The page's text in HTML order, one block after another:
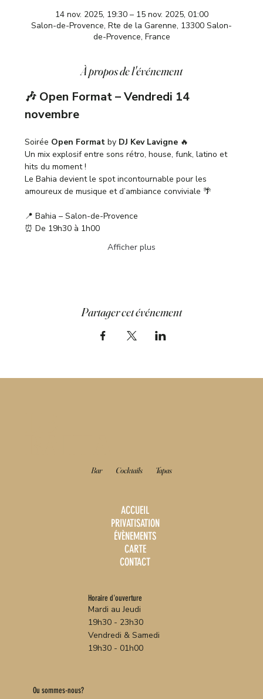
14 nov. 2025, 19:30 – 15 nov. 2025, 01:00
Salon-de-Provence, Rte de la Garenne, 13300 Salon-
de-Provence, France
À propos de l'événement
🎶 Open Format – Vendredi 14
novembre
Soirée Open Format by DJ Kev Lavigne 🔥
Un mix explosif entre sons rétro, house, funk, latino et
hits du moment !
Le Bahia devient le spot incontournable pour les
amoureux de musique et d’ambiance conviviale 🌴
📍 Bahia – Salon-de-Provence
⏰ De 19h30 à 1h00
Afficher plus
Partager cet événement
Bar Cocktails Tapas
ACCUEIL
PRIVATISATION
ÉVÈNEMENTS
CARTE
CONTACT
Horaire d'ouverture
Mardi au Jeudi
19h30 - 23h30
Vendredi & Samedi
19h30 - 01h00
Ou sommes-nous?